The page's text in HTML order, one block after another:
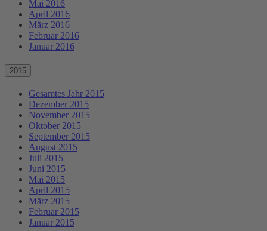
Mai 2016
April 2016
März 2016
Februar 2016
Januar 2016
2015
Gesamtes Jahr 2015
Dezember 2015
November 2015
Oktober 2015
September 2015
August 2015
Juli 2015
Juni 2015
Mai 2015
April 2015
März 2015
Februar 2015
Januar 2015